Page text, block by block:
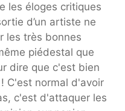
les éloges critiques
d’un artiste ne
les très bonnes
piédestal que
dire que c'est bien
C'est normal d'avoir
c'est d'attaquer les